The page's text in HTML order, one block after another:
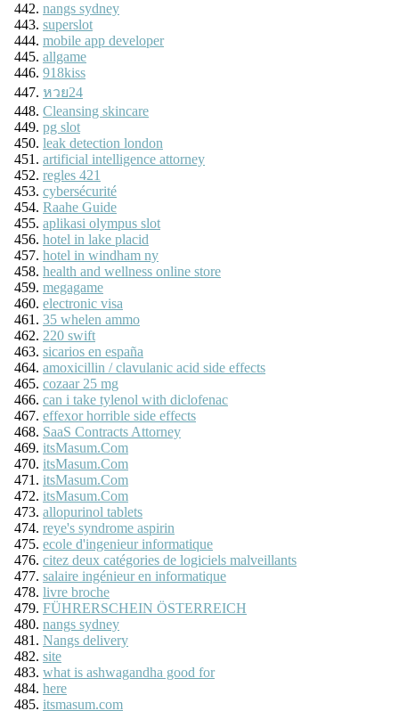
nangs sydney
superslot
mobile app developer
allgame
918kiss
หวย24
Cleansing skincare
pg slot
leak detection london
artificial intelligence attorney
regles 421
cybersécurité
Raahe Guide
aplikasi olympus slot
hotel in lake placid
hotel in windham ny
health and wellness online store
megagame
electronic visa
35 whelen ammo
220 swift
sicarios en españa
amoxicillin / clavulanic acid side effects
cozaar 25 mg
can i take tylenol with diclofenac
effexor horrible side effects
SaaS Contracts Attorney
itsMasum.Com
itsMasum.Com
itsMasum.Com
itsMasum.Com
allopurinol tablets
reye's syndrome aspirin
ecole d'ingenieur informatique
citez deux catégories de logiciels malveillants
salaire ingénieur en informatique
livre broche
FÜHRERSCHEIN ÖSTERREICH
nangs sydney
Nangs delivery
site
what is ashwagandha good for
here
itsmasum.com